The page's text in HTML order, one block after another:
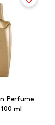
Perfume
ml